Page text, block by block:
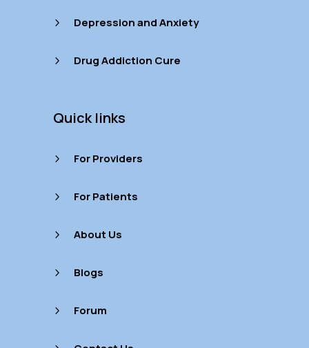
5 Depression and Anxiety
5 Drug Addiction Cure
Quick links
5 For Providers
5 For Patients
5 About Us
5 Blogs
5 Forum